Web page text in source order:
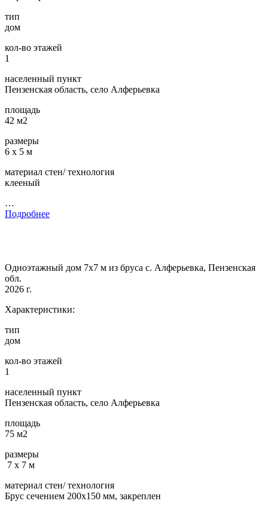
тип
дом
кол-во этажей
1
населенный пункт
Пензенская область, село Алферьевка
площадь
42 м2
размеры
6 х 5 м
материал стен/ технология
клееный
…
Подробнее
Одноэтажный дом 7х7 м из бруса с. Алферьевка, Пензенская
обл.
2026 г.
Характеристики:
тип
дом
кол-во этажей
1
населенный пункт
Пензенская область, село Алферьевка
площадь
75 м2
размеры
7 х 7 м
материал стен/ технология
Брус сечением 200х150 мм, закреплен